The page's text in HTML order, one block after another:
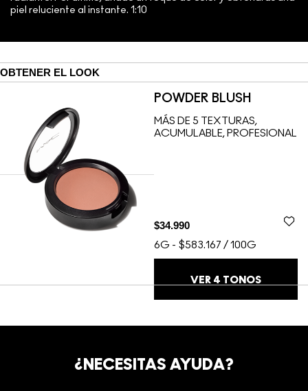
piel reluciente al instante. 1:10
OBTENER EL LOOK
POWDER BLUSH
MÁS DE 5 TEXTURAS,
ACUMULABLE, PROFESIONAL
$34.990
6G - $583.167 / 100G
VER 4 TONOS
¿NECESITAS AYUDA?